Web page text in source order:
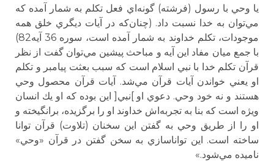
يا وحي با رسول (فرشته) گونه‌اي فعل تكلم به شمار آمده كه
مي‌توان به خدا نسبت داد. (چنان‌كه در آيات ديگري خلق همه
موجودات، تكلم خداوند به شمار آمده است، سوره 36 آيه82)
با جمع ميان مفاد اين آيه و مباحث پيشين مي‌توان گفت از نظر
قرآن تكلم خدا با نبي اسلام است كه سبب بعثت پيامبر و تكلم
او يعني خواندن آيات قرآن مي‌شد. آيات قرآن محصول وحي
هستند و نه خود وحي. دعوي او ]نبي[ اين بوده كه او يك انسان
ويژه است كه بنا به تجربه‌اش خداوند او را برگزيده، برانگيخته و
او را از طريق وحي به گفتن اين سخنان (تلاوت) قرآن توانا
ساخته است. اين تواناسازي به سخن گفتن در قرآن «وحي»
ناميده مي‌شود.»